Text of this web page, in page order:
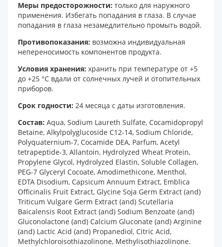
Меры предосторожности: только для наружного
применения. Избегать попадания в глаза. В случае
попадания в глаза незамедлительно промыть водой.
Противопоказания: возможна индивидуальная
непереносимость компонентов продукта.
Условия хранения: хранить при температуре от +5
до +25 °С вдали от солнечных лучей и отопительных
приборов.
Срок годности: 24 месяца с даты изготовления.
Состав: Aqua, Sodium Laureth Sulfate, Cocamidopropyl
Вetaine, Alkylpolyglucoside C12-14, Sodium Chloride,
Polyquaternium-7, Cocamide DEA, Parfum, Acetyl
tetrapeptide-3, Allantoin, Hydrolyzed Wheat Protein,
Propylene Glycol, Hydrolyzed Elastin, Soluble Collagen,
PEG-7 Glyceryl Cocoate, Amodimethicone, Menthol,
EDTA Disodium, Capsicum Annuum Extract, Emblica
Officinalis Fruit Extract, Glycine Soja Germ Extract (and)
Triticum Vulgare Germ Extract (and) Scutellaria
Baicalensis Root Extract (and) Sodium Benzoate (and)
Gluconolactone (and) Calcium Gluconate (and) Arginine
(and) Lactic Acid (and) Propanediol, Citric Acid,
Methylchloroisothiazolinone, Methylisothiazolinone.